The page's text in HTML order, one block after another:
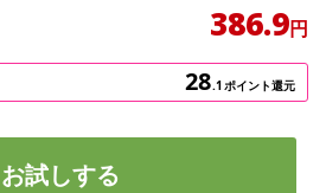
386.9円
28.1ポイント還元
お試しする